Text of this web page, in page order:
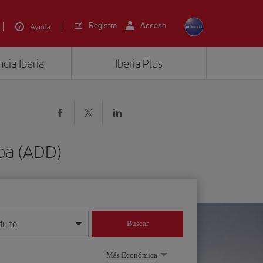
Ayuda Registro Acceso
Iberia Iberia Plus
(ADD)
mes/año
Buscar
Más Económica